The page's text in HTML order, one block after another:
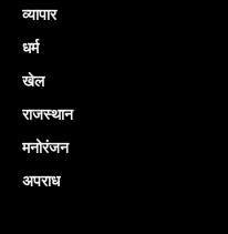
व्यापार
धर्म
खेल
राजस्थान
मनोरंजन
अपराध